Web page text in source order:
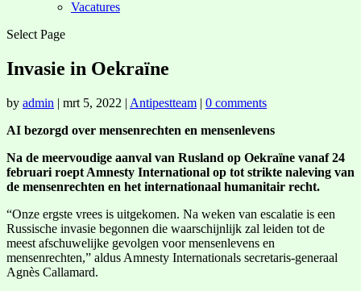
Vacatures
Select Page
Invasie in Oekraïne
by admin | mrt 5, 2022 | Antipestteam | 0 comments
AI bezorgd over mensenrechten en mensenlevens
Na de meervoudige aanval van Rusland op Oekraïne vanaf 24
februari roept Amnesty International op tot strikte naleving van
de mensenrechten en het internationaal humanitair recht.
“Onze ergste vrees is uitgekomen. Na weken van escalatie is een
Russische invasie begonnen die waarschijnlijk zal leiden tot de
meest afschuwelijke gevolgen voor mensenlevens en
mensenrechten,” aldus Amnesty Internationals secretaris-generaal
Agnès Callamard.